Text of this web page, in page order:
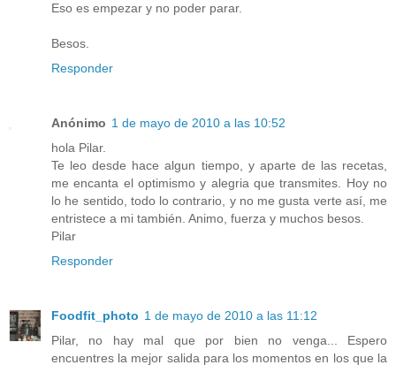
Eso es empezar y no poder parar.
Besos.
Responder
Anónimo 1 de mayo de 2010 a las 10:52
hola Pilar.
Te leo desde hace algun tiempo, y aparte de las recetas,
me encanta el optimismo y alegria que transmites. Hoy no
lo he sentido, todo lo contrario, y no me gusta verte así, me
entristece a mi también. Animo, fuerza y muchos besos.
Pilar
Responder
Foodfit_photo 1 de mayo de 2010 a las 11:12
Pilar, no hay mal que por bien no venga... Espero
encuentres la mejor salida para los momentos en los que la